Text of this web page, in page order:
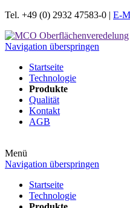
Tel. +49 (0) 2932 47583-0 | E-
Navigation überspringen
Startseite
Technologie
Produkte
Qualität
Kontakt
AGB
Menü
Navigation überspringen
Startseite
Technologie